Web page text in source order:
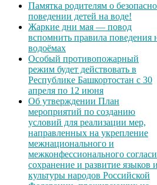
Памятка родителям о
поведении детей на воде!
Жаркие дни мая — повод
вспомнить правила поведения
водоёмах
Особый противопожарный
режим будет действовать в
Республике Башкортостан с 30
апреля по 12 июня
Об утверждении План
мероприятий по созданию
условий для реализации мер,
направленных на укрепление
межнационального и
межконфессионального
сохранение и развитие языков и
культуры народов Российской